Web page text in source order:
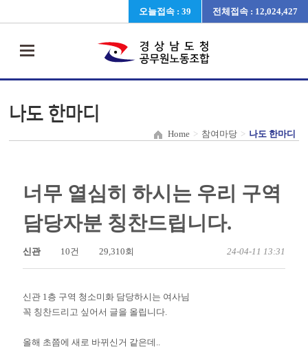
오늘접속 : 39 전체접속 : 12,024,427
나도 한마디
Home > 참여마당 > 나도 한마디
너무 열심히 하시는 우리 구역
담당자분 칭찬드립니다.
신관 10건 29,310회 24-04-11 13:31
신관 1층 구역 청소미화 담당하시는 여사님
꼭 칭찬드리고 싶어서 글을 올립니다.
올해 초쯤에 새로 바뀌신거 같은데..